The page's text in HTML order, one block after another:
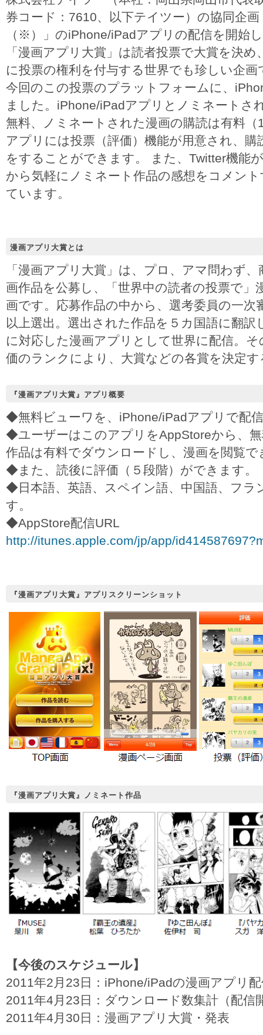
券コード：7610、以下テイツー）の協同企
（※）」のiPhone/iPadアプリの配信を開始
「漫画アプリ大賞」は読者投票で大賞を決
に投票の権利を付与する世界でも珍しい企画
今回のこの投票のプラットフォームに、
ました。iPhone/iPadアプリとノミネートさ
無料、ノミネートされた漫画の購読は有料（
アプリには投票（評価）機能が用意され、購
をすることができます。 また、Twitter機能
から気軽にノミネート作品の感想をコメン
ています。
漫画アプリ大賞とは
「漫画アプリ大賞」は、プロ、アマ問わず
画作品を公募し、「世界中の読者の投票で」
画です。応募作品の中から、選考委員の一次
以上選出。選出された作品を５カ国語に翻訳
に対応した漫画アプリとして世界に配信。
価のランクにより、大賞などの各賞を決定す
『漫画アプリ大賞』アプリ概要
◆無料ビューワを、iPhone/iPadアプリで配
◆ユーザーはこのアプリをAppStoreから、
作品は有料でダウンロードし、漫画を閲覧で
◆また、読後に評価（５段階）ができます。
◆日本語、英語、スペイン語、中国語、フラ
す。
◆AppStore配信URL
http://itunes.apple.com/jp/app/
『漫画アプリ大賞』アプリスクリーンショット
『漫画アプリ大賞』ノミネート作品
【今後のスケジュール】
2011年2月23日：iPhone/iPadの漫画アプリ
2011年4月23日：ダウンロード数集計（配信
2011年4月30日：漫画アプリ大賞・発表